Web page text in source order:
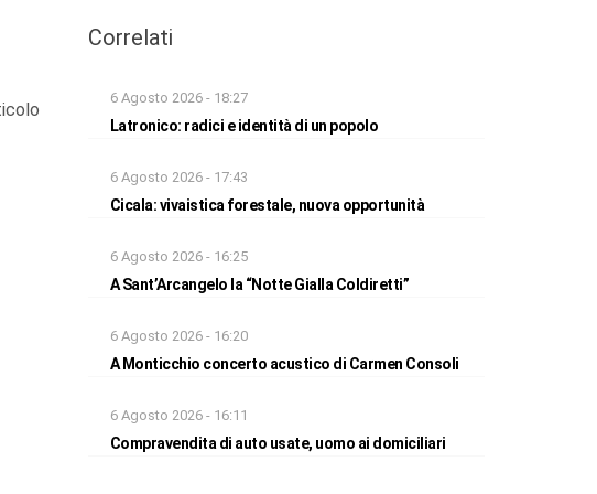
Correlati
6 Agosto 2026 - 18:27
Latronico: radici e identità di un popolo
6 Agosto 2026 - 17:43
Cicala: vivaistica forestale, nuova opportunità
6 Agosto 2026 - 16:25
A Sant’Arcangelo la “Notte Gialla Coldiretti”
6 Agosto 2026 - 16:20
A Monticchio concerto acustico di Carmen Consoli
6 Agosto 2026 - 16:11
Compravendita di auto usate, uomo ai domiciliari